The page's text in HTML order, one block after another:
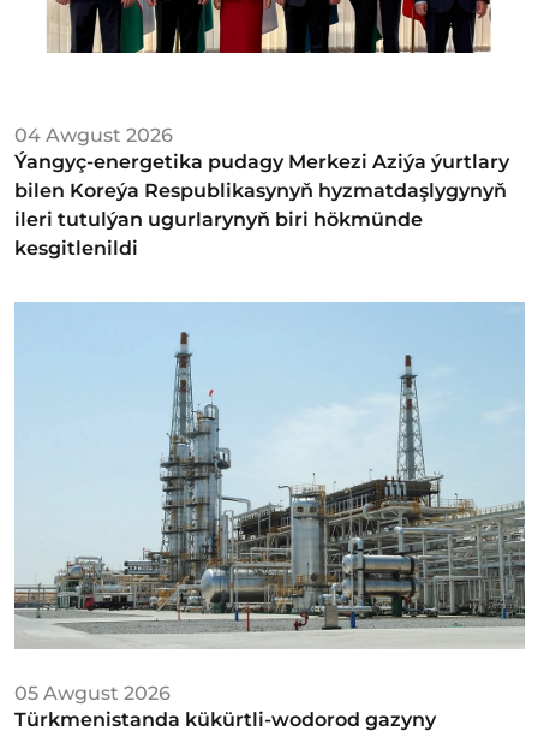
04 Awgust 2026
Ýangyç-energetika pudagy Merkezi Aziýa ýurtlary
bilen Koreýa Respublikasynyň hyzmatdaşlygynyň
ileri tutulýan ugurlarynyň biri hökmünde
kesgitlenildi
05 Awgust 2026
Türkmenistanda kükürtli-wodorod gazyny